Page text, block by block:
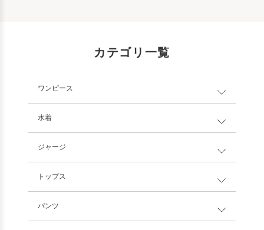
カテゴリ一覧
ワンピース
水着
ジャージ
トップス
パンツ